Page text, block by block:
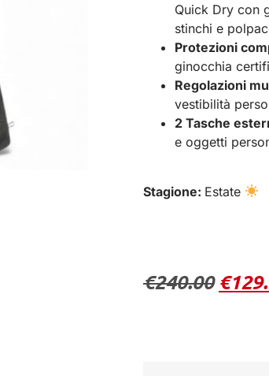
Quick Dry con
stinchi e
Protezioni
ginocchia
Regolazioni
vestibilità
2 Tasche
e oggetti
Stagione: Estate
€240.00 €